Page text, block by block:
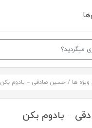
ویژه ها / حسین صادقی – یادوم بکن
– یادوم بکن